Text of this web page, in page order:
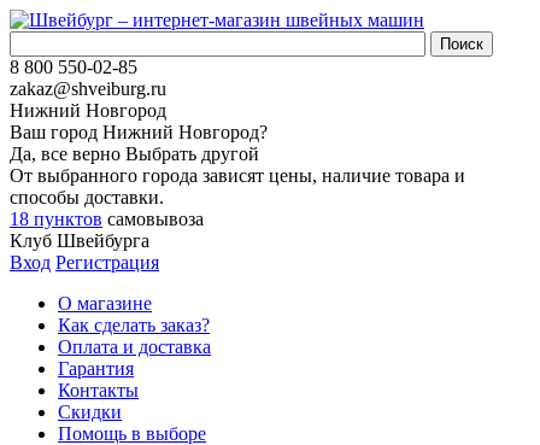
8 800 550-02-85
zakaz@shveiburg.ru
Нижний Новгород
Ваш город Нижний Новгород?
Да, все верно Выбрать другой
От выбранного города зависят цены, наличие товара и
способы доставки.
18 пунктов самовывоза
Клуб Швейбурга
Вход Регистрация
О магазине
Как сделать заказ?
Оплата и доставка
Гарантия
Контакты
Скидки
Помощь в выборе